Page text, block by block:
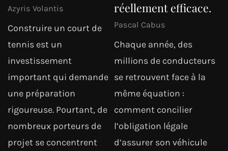
Azyris Volantis
Construire un court de
tennis est un
investissement
important qui demande
une préparation
rigoureuse. Pourtant, de
nombreux porteurs de
projet se concentrent
réellement efficace.
Pascal Cabus
Chaque année, des
millions de conducteurs
se retrouvent face à la
même équation :
comment concilier
l’obligation légale
d’assurer son véhicule